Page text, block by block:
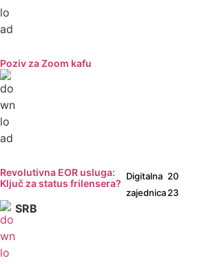
Poziv za Zoom kafu
Revolutivna EOR usluga:
Ključ za status frilensera?
Digitalna
zajednica
20
23
SRB